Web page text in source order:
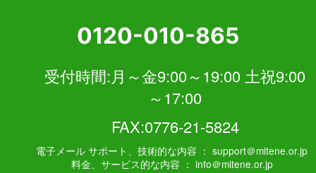
お問い合わせ
お申し込みや料金、プラン、お客様情報の変更は
下記まで、お問い合わせください。